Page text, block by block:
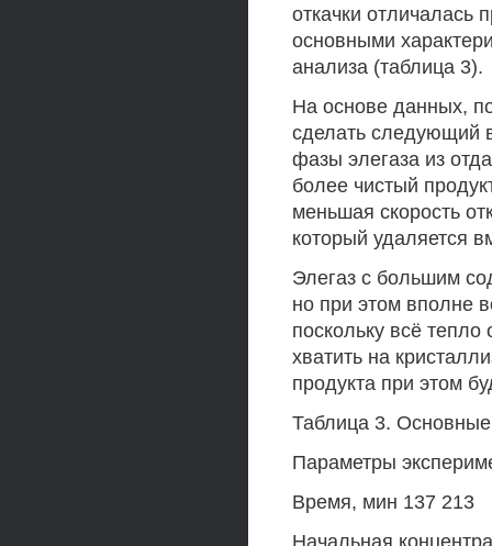
откачки отличалась
основными
анализа (таблица 3).
На основе данных,
сделать следующий
фазы элегаза из
более чистый
меньшая скорость
который удаляется
Элегаз с большим
но при этом вполне
поскольку всё
хватить на
продукта при этом
Таблица 3. Основные
Параметры
Время, мин 137 213
Начальная